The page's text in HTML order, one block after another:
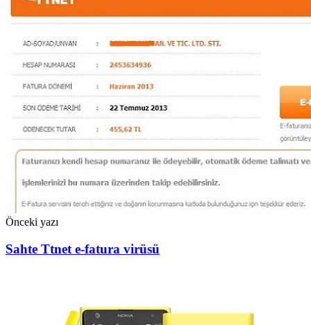
Önceki yazı
Sahte Ttnet e-fatura virüsü